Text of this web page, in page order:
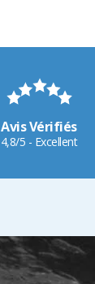
Avis Vérifiés
4,8/5 - Excellent